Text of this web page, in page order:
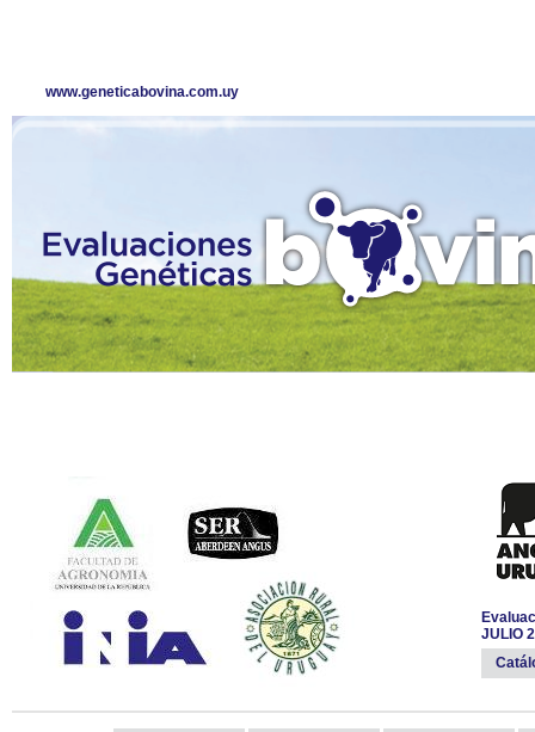
www.geneticabovina.com.uy
JULIO